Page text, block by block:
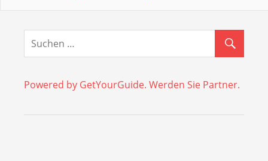
Powered by GetYourGuide. Werden Sie Partner.